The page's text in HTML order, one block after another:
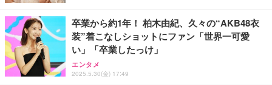
マウス 無線 静音 ワイヤレスマウス Bluetooth 5.4 2.
4GHz Type-C 充電式 無線マウス 薄型 3段階DPI切替
￥1,468
マウス 無線 静音 ワイヤレスマウス Bluetooth 5.4 2.
4GHz Type-C 充電式 無線マウス 薄型 3段階DPI切替
￥1,468
【MiniLED/24.5inch/280Hz/FHD】GRAPHT THE S
HOOTER Gaming Monitor 24” Essential ゲーミン
グモニター QD 24.5インチ 1ms FHD 量子ドット 残
像低減 (3年保証 | 輝点保証 | 日本メーカー)
￥34,980
卒業から約1年！ 柏木由紀、久々の“AKB48衣
装”着こなしショットにファン「世界一可愛
い」「卒業したっけ」
エンタメ
2025.5.30(金) 17:49